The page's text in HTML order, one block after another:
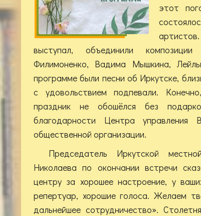
этот
выступал, объединили
Филимоненко, Вадима Мышкина,
программе были песни об Иркутске,
с удовольствием подпевали.
праздник не обошёлся без
благодарности Центра
общественной организации.
Председатель Иркутской
Николаева по окончании встречи
центру за хорошее настроение, у
репертуар, хорошие голоса. Желаем
дальнейшее сотрудничество».